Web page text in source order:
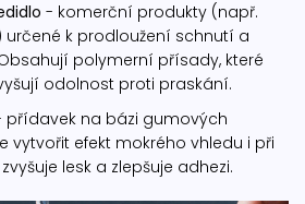
- komerční produkty (např.
určené k prodloužení schnutí a
polymerní přísady, které
odolnost proti praskání.
přídavek na bázi gumových
vytvořit efekt mokrého vhledu i při
lesk a zlepšuje adhezi.